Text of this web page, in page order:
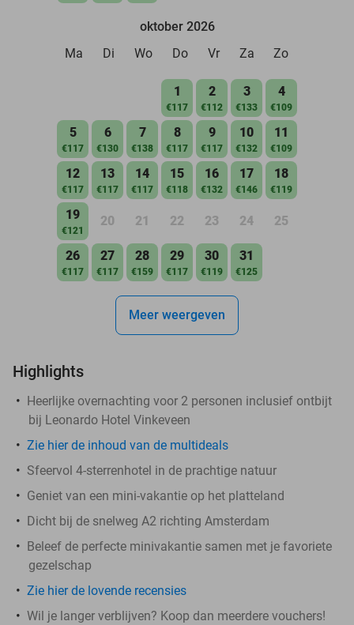
oktober 2026
Ma
Di Wo Do Vr Za Zo
1
€117
2
€112
3
€133
4
€109
5
€117
6
€130
7
€138
8
€117
9
€117
10
€132
11
€109
12
€117
13
€117
14
€117
15
€118
16
€132
17
€146
18
€119
19
€121
20 21 22 23 24 25
26
€117
27
€117
28
€159
29
€117
30
€119
31
€125
Meer weergeven
Highlights
Heerlijke overnachting voor 2 personen inclusief ontbijt
bij Leonardo Hotel Vinkeveen
Zie hier de inhoud van de multideals
Sfeervol 4-sterrenhotel in de prachtige natuur
Geniet van een mini-vakantie op het platteland
Dicht bij de snelweg A2 richting Amsterdam
Beleef de perfecte minivakantie samen met je favoriete
gezelschap
Zie hier de lovende recensies
Wil je langer verblijven? Koop dan meerdere vouchers!